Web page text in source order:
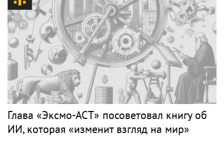
Глава «Эксмо-АСТ» посоветовал книгу об
ИИ, которая «изменит взгляд на мир»